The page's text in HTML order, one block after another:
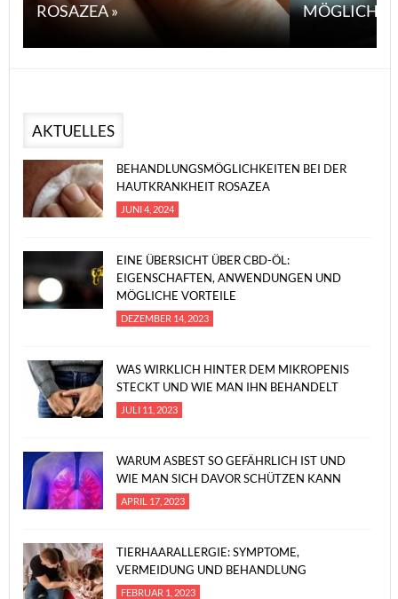
ROSAZEA »
MÖGLICHE
AKTUELLES
BEHANDLUNGSMÖGLICHKEITEN BEI DER
HAUTKRANKHEIT ROSAZEA
JUNI 4, 2024
EINE ÜBERSICHT ÜBER CBD-ÖL:
EIGENSCHAFTEN, ANWENDUNGEN UND
MÖGLICHE VORTEILE
DEZEMBER 14, 2023
WAS WIRKLICH HINTER DEM MIKROPENIS
STECKT UND WIE MAN IHN BEHANDELT
JULI 11, 2023
WARUM ASBEST SO GEFÄHRLICH IST UND
WIE MAN SICH DAVOR SCHÜTZEN KANN
APRIL 17, 2023
TIERHAARALLERGIE: SYMPTOME,
VERMEIDUNG UND BEHANDLUNG
FEBRUAR 1, 2023